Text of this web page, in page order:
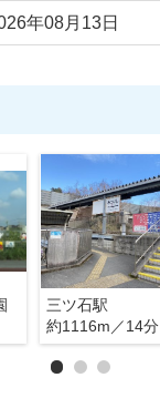
年08月13日
三ツ石駅
約1116m／14分